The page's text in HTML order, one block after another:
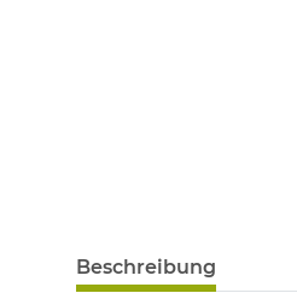
Beschreibung